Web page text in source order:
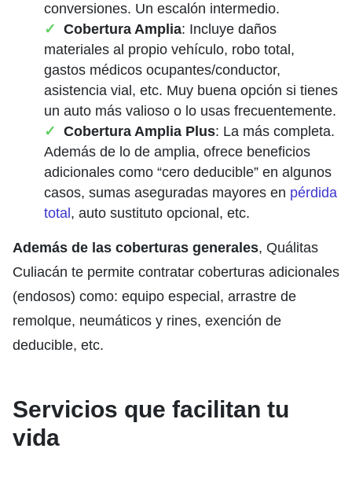
conversiones. Un escalón intermedio.
Cobertura Amplia: Incluye daños
materiales al propio vehículo, robo total,
gastos médicos ocupantes/conductor,
asistencia vial, etc. Muy buena opción si tienes
un auto más valioso o lo usas frecuentemente.
Cobertura Amplia Plus: La más completa.
Además de lo de amplia, ofrece beneficios
adicionales como “cero deducible” en algunos
casos, sumas aseguradas mayores en pérdida
total , auto sustituto opcional, etc.
Además de las coberturas generales, Quálitas
Culiacán te permite contratar coberturas adicionales
(endosos) como: equipo especial, arrastre de
remolque, neumáticos y rines, exención de
deducible, etc.
Servicios que facilitan tu
vida